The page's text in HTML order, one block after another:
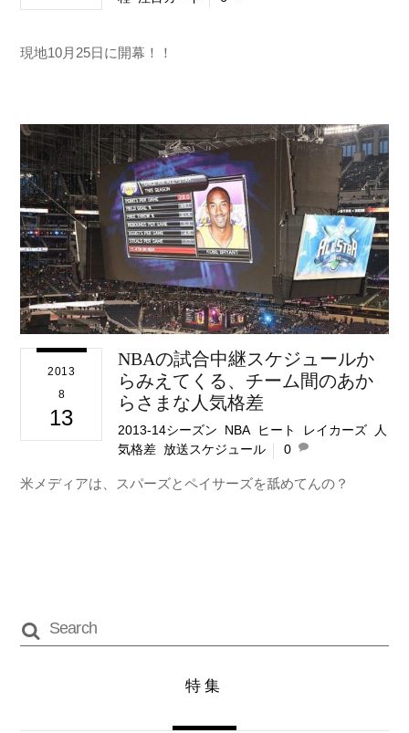
現地10月25日に開幕！！
2013
8
13
NBAの試合中継スケジュールか
らみえてくる、チーム間のあか
らさまな人気格差
2013‐14シーズン NBA, ヒート レイカーズ
人
気格差 ,放送スケジュール 0
米メディアは、スパーズとペイサーズを舐めてんの？
特集